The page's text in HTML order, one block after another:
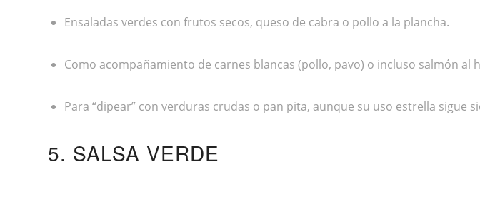
Ensaladas verdes con frutos secos, queso de cabra o pollo a la plancha.
Como acompañamiento de carnes blancas (pollo, pavo) o incluso salmón al
Para “dipear” con verduras crudas o pan pita, aunque su uso estrella sigue
5. SALSA VERDE